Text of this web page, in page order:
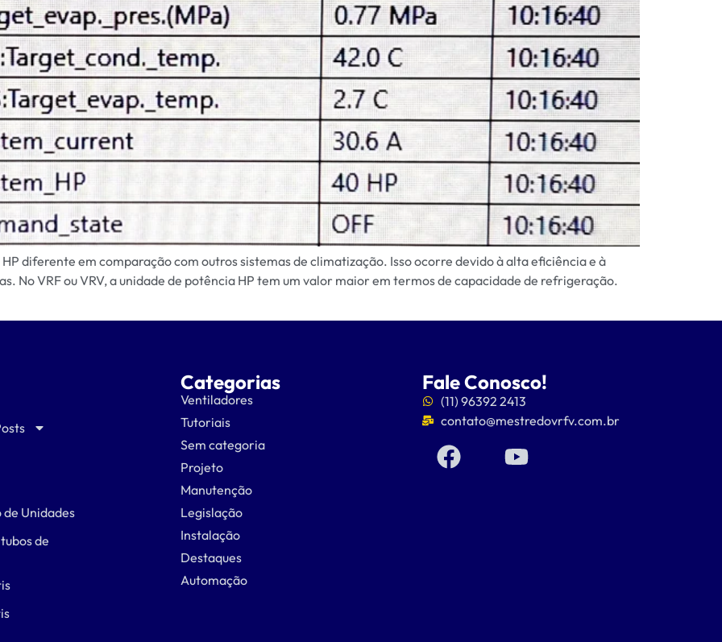
diferente em comparação com outros sistemas de climatização. Isso ocorre devido à alta eficiência e à
No VRF ou VRV, a unidade de potência HP tem um valor maior em termos de capacidade de refrigeração.
Unidades
de
Categorias
Ventiladores
Tutoriais
Sem categoria
Projeto
Manutenção
Legislação
Instalação
Destaques
Automação
Fale Conosco!
(11) 96392 2413
contato@mestredovrfv.com.br